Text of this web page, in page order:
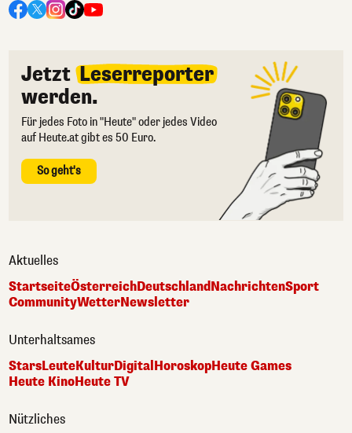
Jetzt Leserreporter
werden.
Für jedes Foto in "Heute" oder jedes Video
auf Heute.at gibt es 50 Euro.
So geht's
Aktuelles
StartseiteÖsterreichDeutschlandNachrichtenSport
CommunityWetterNewsletter
Unterhaltsames
StarsLeuteKulturDigital HoroskopHeute Games
Heute KinoHeute TV
Nützliches